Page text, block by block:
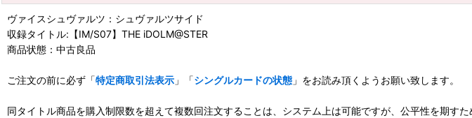
ヴァイスシュヴァルツ：シュヴァルツサイド
収録タイトル:【IM/S07】THE iDOLM@STER
商品状態：中古良品
ご注文の前に必ず「特定商取引法表示 」「シングルカードの状態 」をお読み頂くようお願い致します。
同タイトル商品を購入制限数を超えて複数回注文することは、システム上は可能ですが、公平性を期す